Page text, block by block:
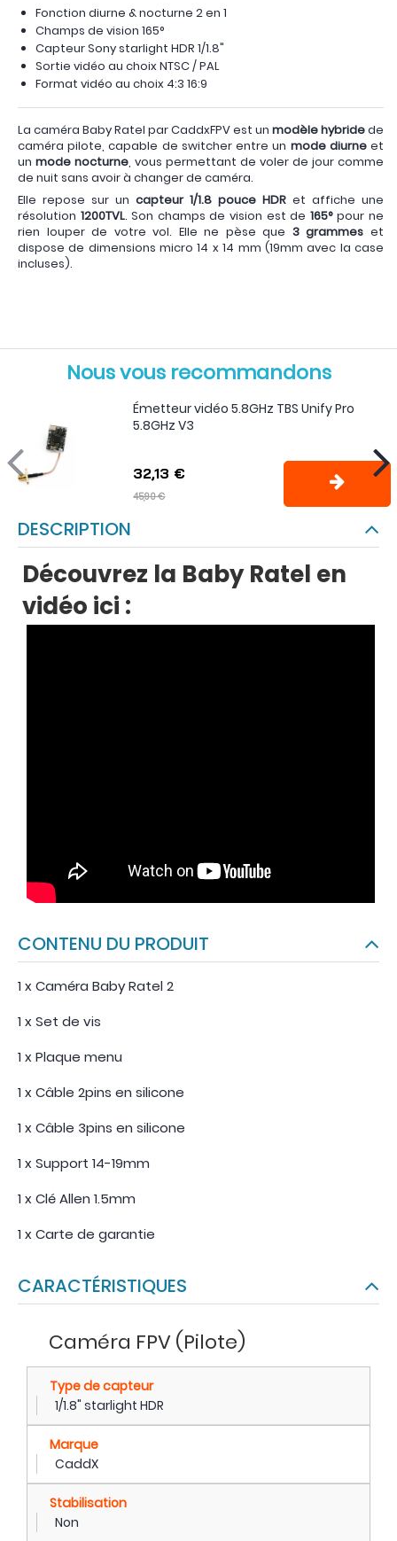
Fonction diurne & nocturne 2 en 1
Champs de vision 165°
Capteur Sony starlight HDR 1/1.8"
Sortie vidéo au choix NTSC / PAL
Format vidéo au choix 4:3 16:9
La caméra Baby Ratel par CaddxFPV est un modèle hybridede
caméra pilote, capable de switcher entre un mode diurneet
un mode nocturne, vous permettant de voler de jour comme
de nuit sans avoir à changer de caméra.
Elle repose sur un capteur 1/1.8 pouce HDR et affiche une
résolution 1200TVL. Son champs de vision est de 165°pour ne
rien louper de votre vol. Elle ne pèse que 3 grammes et
dispose de dimensions micro 14 x 14 mm (19mm avec la case
incluses).
Nous vous recommandons
Émetteur vidéo 5.8GHz TBS Unify Pro
5.8GHz V3
32,13 €
45,90 €
DESCRIPTION
Découvrez la Baby Ratel en
vidéo ici :
CONTENU DU PRODUIT
1 x Caméra Baby Ratel 2
1 x Set de vis
1 x Plaque menu
1 x Câble 2pins en silicone
1 x Câble 3pins en silicone
1 x Support 14-19mm
1 x Clé Allen 1.5mm
1 x Carte de garantie
CARACTÉRISTIQUES
Caméra FPV (Pilote)
Type de capteur
1/1.8" starlight HDR
Marque
CaddX
Stabilisation
Non